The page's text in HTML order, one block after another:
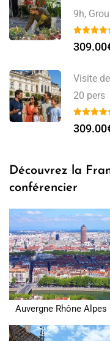
9h,
309.00
Visite
20 pers
309.00
Découvrez la
conférencier
Auvergne Rhône Alpes